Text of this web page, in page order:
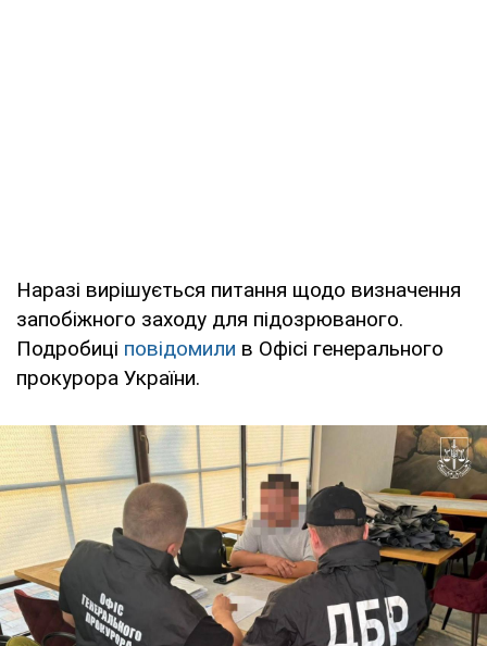
Наразі вирішується питання щодо визначення
запобіжного заходу для підозрюваного.
Подробиці повідомили в Офісі генерального
прокурора України.